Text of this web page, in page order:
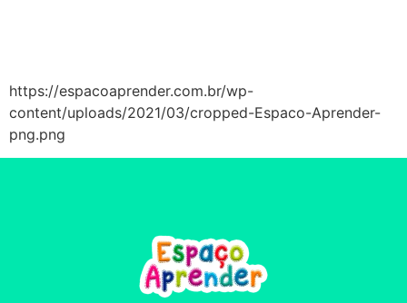
https://espacoaprender.com.br/wp-
content/uploads/2021/03/cropped-Espaco-Aprender-
png.png